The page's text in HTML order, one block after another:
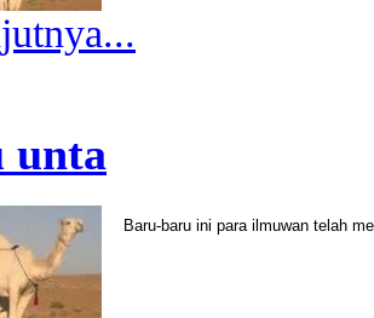
unta
Baru-baru ini para ilmuwan telah